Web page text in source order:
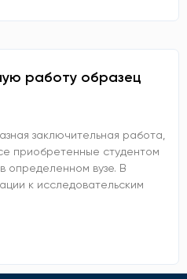
работу образец
заключительная работа,
приобретенные студентом
определенном вузе. В
к исследовательским